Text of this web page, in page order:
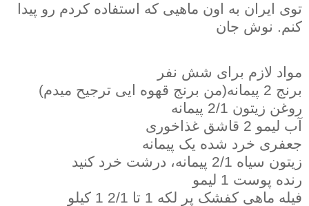
توی ایران به اون ماهیی که استفاده کردم رو پیدا
کنم. نوش جان
مواد لازم برای شش نفر
برنج 2 پیمانه(من برنج قهوه ایی ترجیح میدم)
روغن زیتون 2/1 پیمانه
آب لیمو 2 قاشق غذاخوری
جعفری خرد شده یک پیمانه
زیتون سیاه 2/1 پیمانه، درشت خرد کنید
رنده پوست 1 لیمو
فیله ماهی کفشک پر لکه 1 تا 2/1 1 کیلو